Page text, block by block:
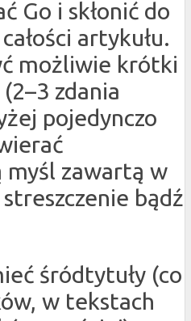
Go i skłonić do
artykułu.
możliwie krótki
zdania
pojedynczo
myśl zawartą w
bądź
śródtytuły (co
w tekstach